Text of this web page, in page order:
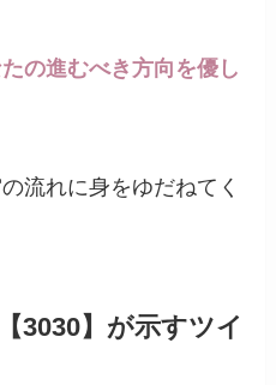
の進むべき方向を優し
流れに身をゆだねてく
3030】が示すツイ